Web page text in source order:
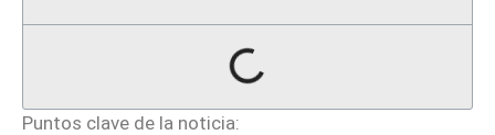
Puntos clave de la noticia: